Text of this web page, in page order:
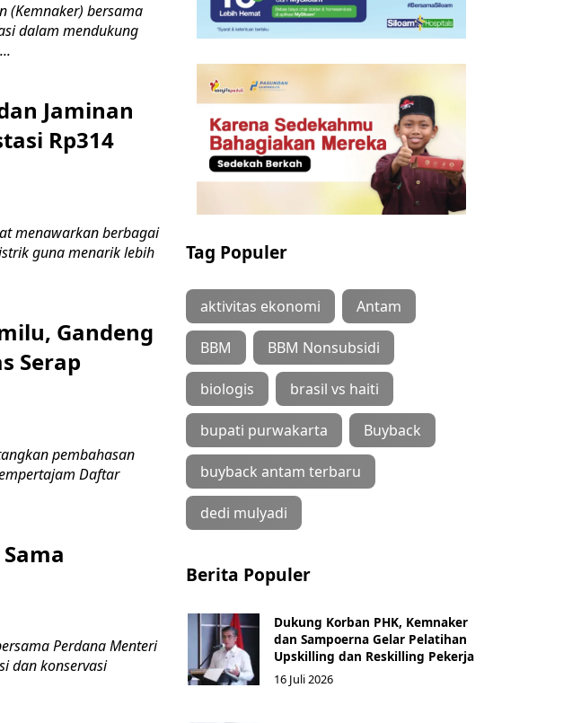
(Kemnaker) bersama
dalam mendukung
Jaminan
Rp314
menawarkan berbagai
guna menarik lebih
Gandeng
Serap
pembahasan
Daftar
Perdana Menteri
dan konservasi
Tag Populer
aktivitas ekonomi Antam
BBM BBM Nonsubsidi
biologis brasil vs haiti
bupati purwakarta Buyback
buyback antam terbaru
dedi mulyadi
Berita Populer
Dukung Korban PHK, Kemnaker
dan Sampoerna Gelar Pelatihan
Upskilling dan Reskilling Pekerja
16 Juli 2026